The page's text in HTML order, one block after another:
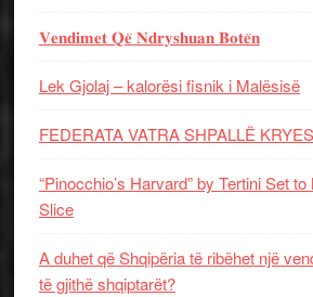
𝐕𝐞𝐧𝐝𝐢𝐦𝐞𝐭 𝐐𝐞̈ 𝐍𝐝𝐫𝐲𝐬𝐡𝐮𝐚𝐧 𝐁𝐨𝐭𝐞̈𝐧
Lek Gjolaj – kalorësi fisnik i Malësisë
FEDERATA VATRA SHPALLË
“Pinocchio’s Harvard” by Tertini Set
Slice
A duhet që Shqipëria të ribëhet një
të gjithë shqiptarët?